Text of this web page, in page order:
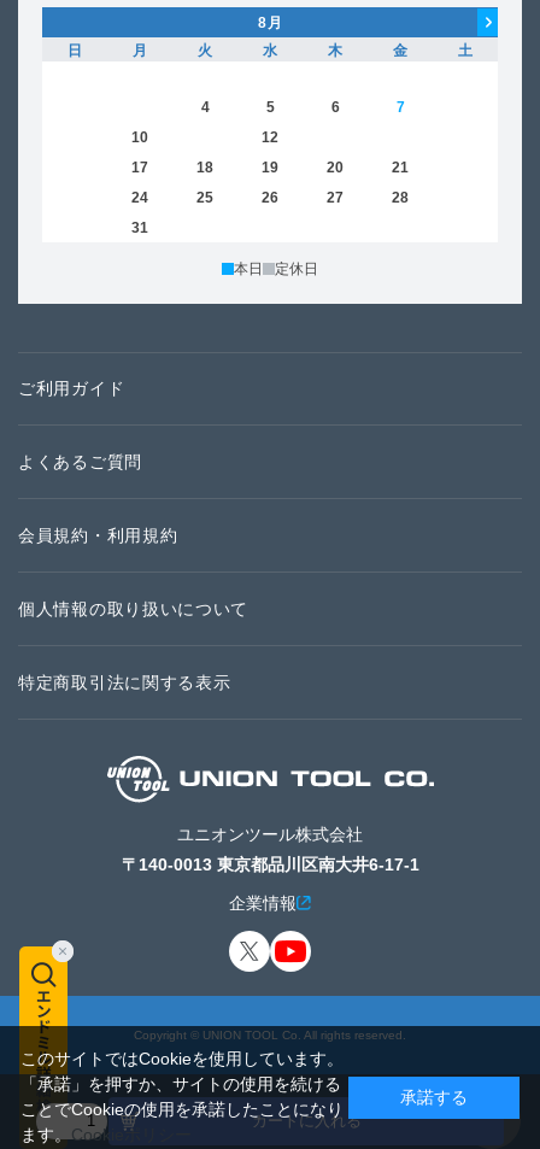
8 月
日
月 火 水 木 金
土
4 5 6 7
10 12
17 18 19 20 21
24 25 26 27 28
31
本日 定休日
ご利用ガイド
よくあるご質問
会員規約・利用規約
個人情報の取り扱いについて
特定商取引法に関する表示
ユニオンツール株式会社
〒140-0013 東京都品川区南大井6-17-1
企業情報
Copyright © UNION TOOL Co. All rights reserved.
このサイトではCookieを使用しています。
「承諾」を押すか、サイトの使用を続ける
ことでCookieの使用を承諾したことになり
ます。Cookieポリシー
承諾する
カートに入れる